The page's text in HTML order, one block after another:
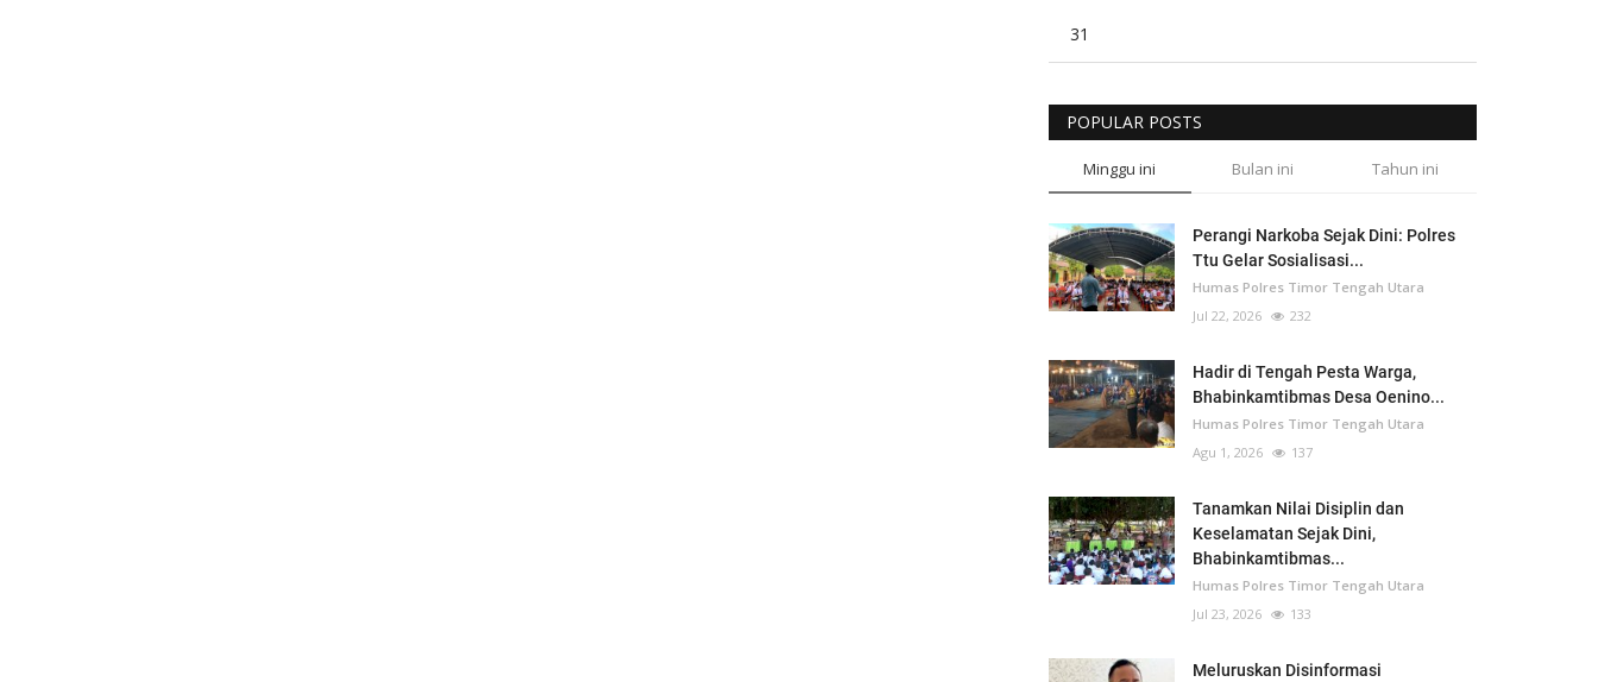
31
POPULAR POSTS
Minggu ini Bulan ini Tahun ini
Perangi Narkoba Sejak Dini: Polres
Ttu Gelar Sosialisasi...
Humas Polres Timor Tengah Utara
Jul 22, 2026
232
Hadir di Tengah Pesta Warga,
Bhabinkamtibmas Desa Oenino...
Humas Polres Timor Tengah Utara
Agu 1, 2026
137
Tanamkan Nilai Disiplin dan
Keselamatan Sejak Dini,
Bhabinkamtibmas...
Humas Polres Timor Tengah Utara
Jul 23, 2026
133
Meluruskan Disinformasi